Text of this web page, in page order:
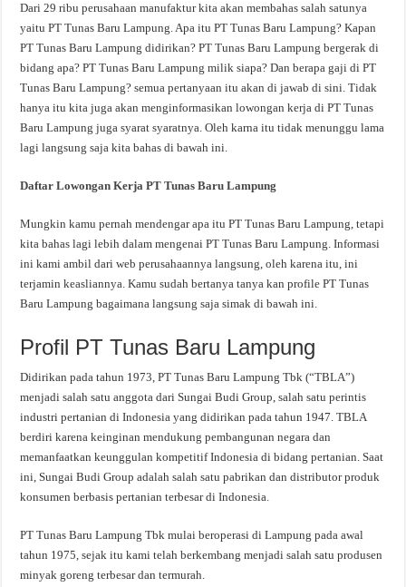
Dari 29 ribu perusahaan manufaktur kita akan membahas salah satunya
yaitu PT Tunas Baru Lampung. Apa itu PT Tunas Baru Lampung? Kapan
PT Tunas Baru Lampung didirikan? PT Tunas Baru Lampung bergerak di
bidang apa? PT Tunas Baru Lampung milik siapa? Dan berapa gaji di PT
Tunas Baru Lampung? semua pertanyaan itu akan di jawab di sini. Tidak
hanya itu kita juga akan menginformasikan lowongan kerja di PT Tunas
Baru Lampung juga syarat syaratnya. Oleh karna itu tidak menunggu lama
lagi langsung saja kita bahas di bawah ini.
Daftar Lowongan Kerja PT Tunas Baru Lampung
Mungkin kamu pernah mendengar apa itu PT Tunas Baru Lampung, tetapi
kita bahas lagi lebih dalam mengenai PT Tunas Baru Lampung. Informasi
ini kami ambil dari web perusahaannya langsung, oleh karena itu, ini
terjamin keasliannya. Kamu sudah bertanya tanya kan profile PT Tunas
Baru Lampung bagaimana langsung saja simak di bawah ini.
Profil PT Tunas Baru Lampung
Didirikan pada tahun 1973, PT Tunas Baru Lampung Tbk (“TBLA”)
menjadi salah satu anggota dari Sungai Budi Group, salah satu perintis
industri pertanian di Indonesia yang didirikan pada tahun 1947. TBLA
berdiri karena keinginan mendukung pembangunan negara dan
memanfaatkan keunggulan kompetitif Indonesia di bidang pertanian. Saat
ini, Sungai Budi Group adalah salah satu pabrikan dan distributor produk
konsumen berbasis pertanian terbesar di Indonesia.
PT Tunas Baru Lampung Tbk mulai beroperasi di Lampung pada awal
tahun 1975, sejak itu kami telah berkembang menjadi salah satu produsen
minyak goreng terbesar dan termurah.